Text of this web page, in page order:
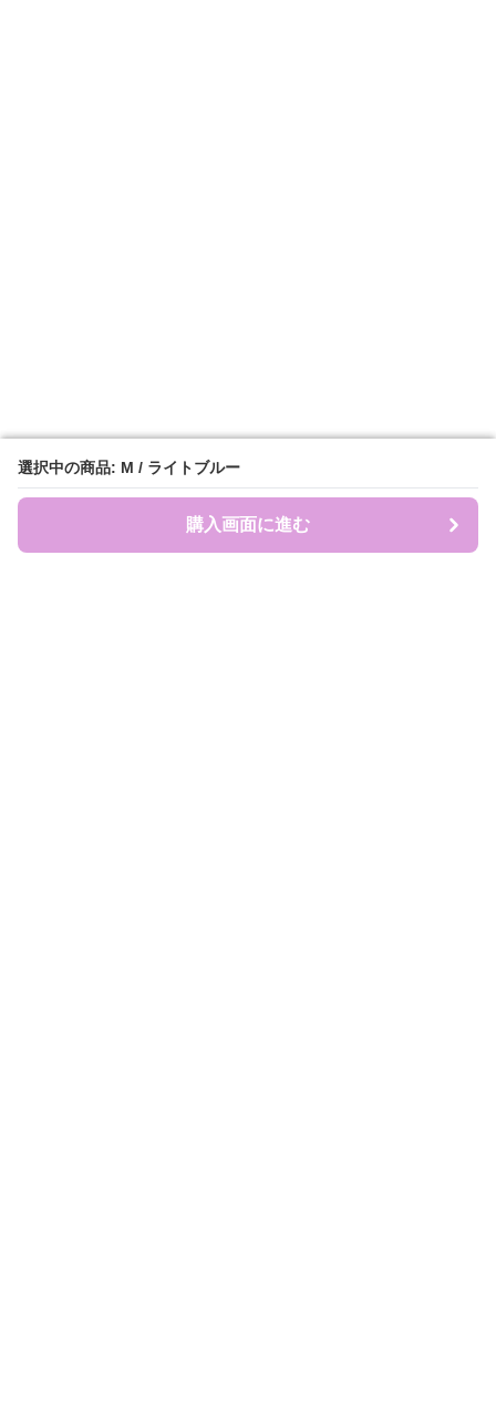
選択中の商品: M / ライトブルー
購入画面に進む
選択中の商品: M / ライトブルー
購入画面に進む